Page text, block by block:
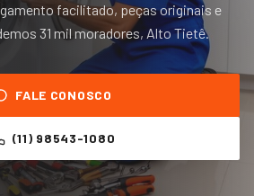
facilitado, peças originais e
31 mil moradores, Alto Tietê.
FALE CONOSCO
(11) 98543-1080